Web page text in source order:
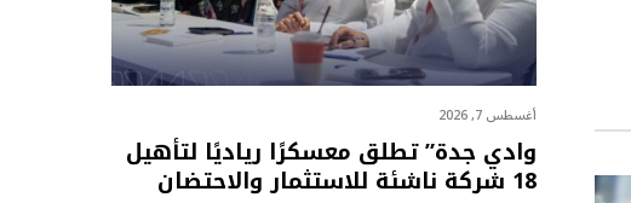
أغسطس 7, 2026
وادي جدة” تطلق معسكرًا رياديًا لتأهيل
18 شركة ناشئة للاستثمار والاحتضان